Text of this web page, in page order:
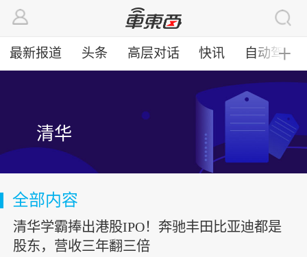
最新报道 头条 高层对话 快讯 自动驾驶
╋
清华
全部内容
清华学霸捧出港股IPO！奔驰丰田比亚迪都是
股东，营收三年翻三倍